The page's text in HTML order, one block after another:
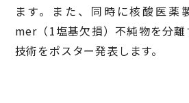
ます。また、同時に核酸医薬
mer（1塩基欠損）不純物を分
技術をポスター発表します。